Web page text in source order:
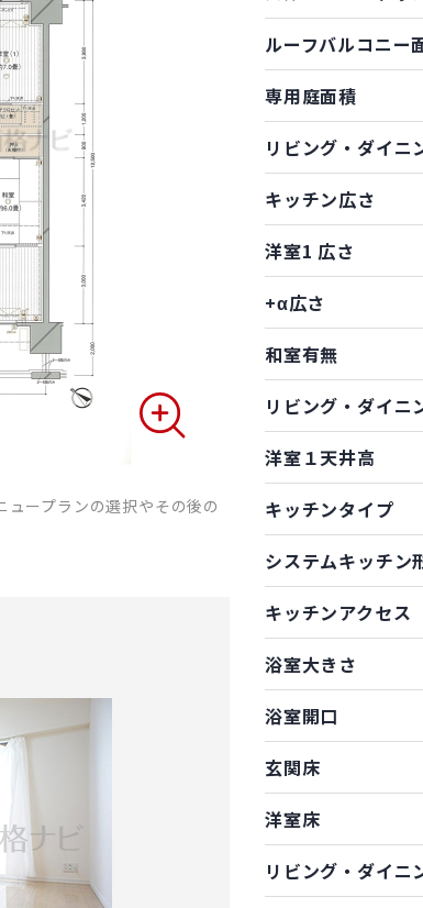
ープランの選択やその後の
ルーフバルコニー
専用庭面積
リビング・ダイニ
キッチン広さ
洋室1 広さ
+α広さ
和室有無
リビング・ダイニ
洋室１天井高
キッチンタイプ
システムキッチン
キッチンアクセス
浴室大きさ
浴室開口
玄関床
洋室床
リビング・ダイニ